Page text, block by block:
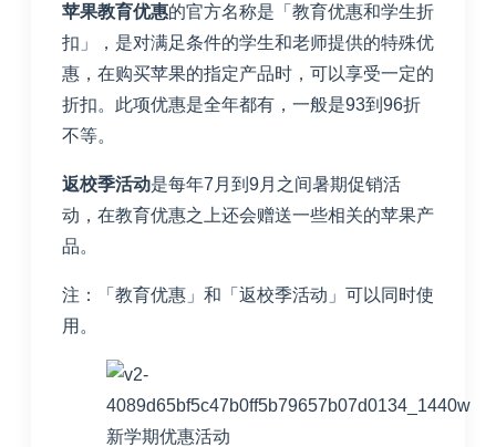
苹果教育优惠的官方名称是「教育优惠和学生折
扣」，是对满足条件的学生和老师提供的特殊优
惠，在购买苹果的指定产品时，可以享受一定的
折扣。此项优惠是全年都有，一般是93到96折
不等。
返校季活动是每年7月到9月之间暑期促销活
动，在教育优惠之上还会赠送一些相关的苹果产
品。
注：「教育优惠」和「返校季活动」可以同时使
用。
新学期优惠活动